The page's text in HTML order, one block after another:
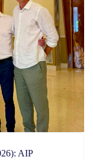
AIP